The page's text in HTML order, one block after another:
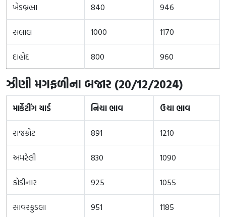
ખેડબ્રહ્મા 840 946
સલાલ 1000 1170
દાહોદ 800 960
ઝીણી મગફળીના બજાર (20/12/2024)
માર્કેટીંગ યાર્ડ નિચા ભાવ ઉચા ભાવ
રાજકોટ 891 1210
અમરેલી 830 1090
કોડીનાર 925 1055
સાવરકુડલા 951 1185